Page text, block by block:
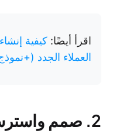
اقرأ أيضًا: كيفية
العملاء الجدد
2. صمم